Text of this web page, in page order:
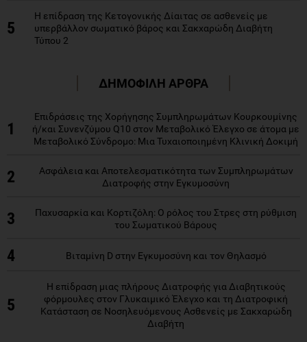
5
Η επίδραση της Κετογονικής Δίαιτας σε ασθενείς με
υπερβάλλον σωματικό βάρος και Σακχαρώδη Διαβήτη
Τύπου 2
ΔΗΜΟΦΙΛΗ ΑΡΘΡΑ
1
Επιδράσεις της Χορήγησης Συμπληρωμάτων Κουρκουμίνης
ή/και Συνενζύμου Q10 στον Μεταβολικό Έλεγχο σε άτομα με
Μεταβολικό Σύνδρομο: Μια Τυχαιοποιημένη Κλινική Δοκιμή
2
Ασφάλεια και Αποτελεσματικότητα των Συμπληρωμάτων
Διατροφής στην Εγκυμοσύνη
3
Παχυσαρκία και Κορτιζόλη: Ο ρόλος του Στρες στη ρύθμιση
του Σωματικού Βάρους
4 Βιταμίνη D στην Εγκυμοσύνη και τον Θηλασμό
5
Η επίδραση μιας πλήρους Διατροφής για Διαβητικούς
φόρμουλες στον Γλυκαιμικό Έλεγχο και τη Διατροφική
Κατάσταση σε Νοσηλευόμενους Ασθενείς με Σακχαρώδη
Διαβήτη